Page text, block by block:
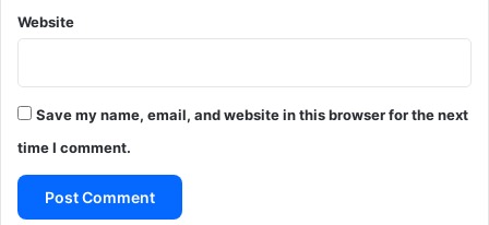
Website
Save my name, email, and website in this browser for the next
time I comment.